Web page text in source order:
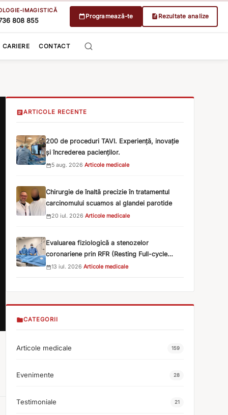
IMAGISTICĂ
808 855
Programează-te Rezultate analize
CARIERE CONTACT
ARTICOLE RECENTE
200 de proceduri TAVI. Experiență, inovație
și încrederea pacienților.
5 aug. 2026·Articole medicale
Chirurgie de înaltă precizie în tratamentul
carcinomului scuamos al glandei parotide
20 iul. 2026·Articole medicale
Evaluarea fiziologică a stenozelor
coronariene prin RFR (Resting Full-cycle
Ratio)
13 iul. 2026·Articole medicale
CATEGORII
Articole medicale 159
Evenimente 28
Testimoniale 21